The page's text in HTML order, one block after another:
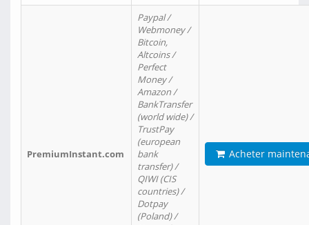
PremiumInstant.com
Paypal /
Webmoney /
Bitcoin,
Altcoins /
Perfect
Money /
Amazon /
BankTransfer
(world wide) /
TrustPay
(european
bank
transfer) /
QIWI (CIS
countries) /
Dotpay
(Poland) /
Acheter